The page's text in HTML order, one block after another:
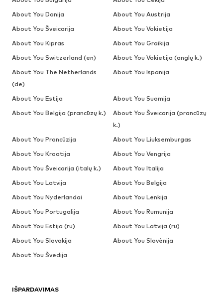
IŠPARDAVIMAS
About You Danija
About You Austrija
About You Šveicarija
About You Vokietija
About You Kipras
About You Graikija
About You Switzerland (en)
About You Vokietija (anglų k.)
About You The Netherlands
(de)
About You Ispanija
About You Estija
About You Suomija
About You Belgija (prancūzų k.)
About You Šveicarija (prancūzų
k.)
About You Prancūzija
About You Liuksemburgas
About You Kroatija
About You Vengrija
About You Šveicarija (italų k.)
About You Italija
About You Latvija
About You Belgija
About You Nyderlandai
About You Lenkija
About You Portugalija
About You Rumunija
About You Estija (ru)
About You Latvija (ru)
About You Slovakija
About You Slovėnija
About You Švedija